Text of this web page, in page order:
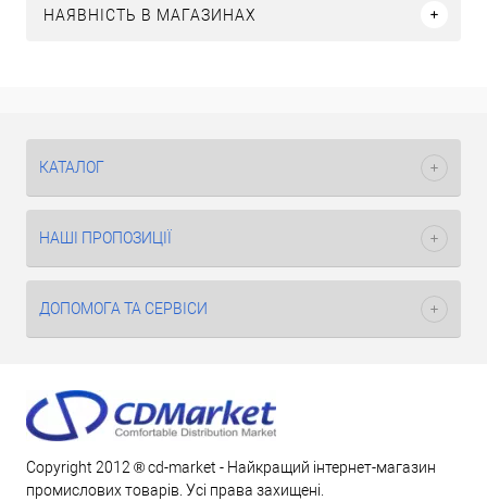
НАЯВНІСТЬ В МАГАЗИНАХ
КАТАЛОГ
НАШІ ПРОПОЗИЦІЇ
ДОПОМОГА ТА СЕРВІСИ
Copyright 2012 ® cd-market - Найкращий інтернет-магазин
промислових товарів. Усі права захищені.